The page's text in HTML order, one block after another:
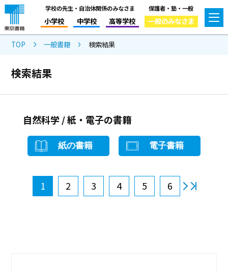
学校の先生・自治体関係のみなさま
小学校 中学校 高等学校
保護者・塾・一般
一般のみなさま
TOP 一般書籍 検索結果
検索結果
自然科学 / 紙・電子の書籍
紙の書籍 電子書籍
1 2 3 4 5 6